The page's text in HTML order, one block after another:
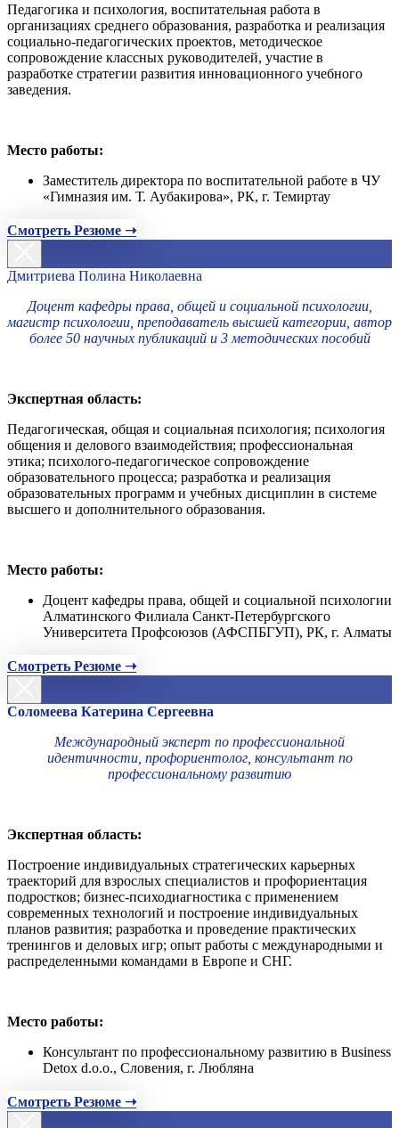
Педагогика и психология, воспитательная работа в
организациях среднего образования, разработка и реализация
социально-педагогических проектов, методическое
сопровождение классных руководителей, участие в
разработке стратегии развития инновационного учебного
заведения.
Место работы:
Заместитель директора по воспитательной работе в ЧУ
«Гимназия им. Т. Аубакирова», РК, г. Темиртау
Смотреть Резюме ➝
Дмитриева Полина Николаевна
Доцент кафедры права, общей и социальной психологии,
магистр психологии, преподаватель высшей категории, автор
более 50 научных публикаций и 3 методических пособий
Экспертная область:
Педагогическая, общая и социальная психология; психология
общения и делового взаимодействия; профессиональная
этика; психолого-педагогическое сопровождение
образовательного процесса; разработка и реализация
образовательных программ и учебных дисциплин в системе
высшего и дополнительного образования.
Место работы:
Доцент кафедры права, общей и социальной психологии
Алматинского Филиала Санкт-Петербургского
Университета Профсоюзов (АФСПБГУП), РК, г. Алматы
Смотреть Резюме ➝
Соломеева Катерина Сергеевна
Международный эксперт по профессиональной
идентичности, профориентолог, консультант по
профессиональному развитию
Экспертная область:
Построение индивидуальных стратегических карьерных
траекторий для взрослых специалистов и профориентация
подростков; бизнес-психодиагностика с применением
современных технологий и построение индивидуальных
планов развития; разработка и проведение практических
тренингов и деловых игр; опыт работы с международными и
распределенными командами в Европе и СНГ.
Место работы:
Консультант по профессиональному развитию в Business
Detox d.o.o., Словения, г. Любляна
Смотреть Резюме ➝